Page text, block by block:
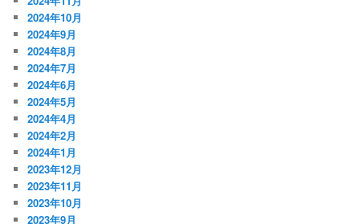
2024年10月
2024年9月
2024年8月
2024年7月
2024年6月
2024年5月
2024年4月
2024年2月
2024年1月
2023年12月
2023年11月
2023年10月
2023年9月